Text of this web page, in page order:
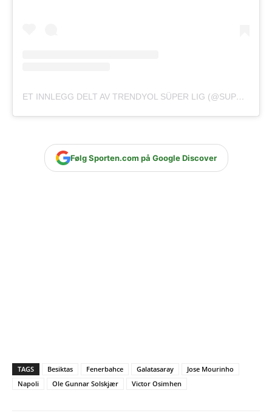
ET INNLEGG DELT AV TRENDYOL SÜPER LIG (@SUPERLIG)
Følg Sporten.com på Google Discover
TAGS Besiktas Fenerbahce Galatasaray
Jose Mourinho
Napoli
Ole Gunnar Solskjær Victor Osimhen